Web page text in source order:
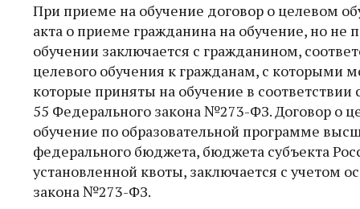
При приеме на обучение договор о целевом
акта о приеме гражданина на обучение, но не
обучении заключается с гражданином,
целевого обучения к гражданам, с которыми
которые приняты на обучение в
55 Федерального закона №273-ФЗ. Договор о
обучение по образовательной программе
федерального бюджета, бюджета субъекта
установленной квоты, заключается с учетом
закона №273-ФЗ.